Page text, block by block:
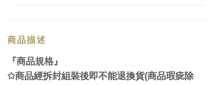
商品描述
『商品規格』
✩商品經拆封組裝後即不能退換貨(商品瑕疵除